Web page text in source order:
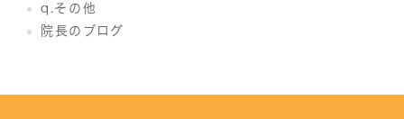
q.その他
院長のブログ